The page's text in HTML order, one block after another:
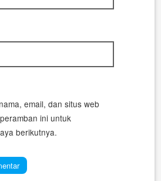
email, dan situs web
ini untuk
berikutnya.